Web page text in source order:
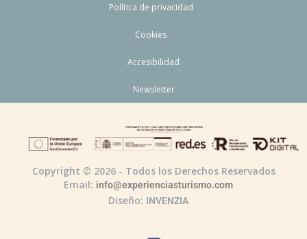
Política de privacidad
Cookies
Accesibilidad
Newsletter
Copyright © 2026 - Todos los Derechos Reservados
Email: info@experienciasturismo.com
Diseño: INVENZIA